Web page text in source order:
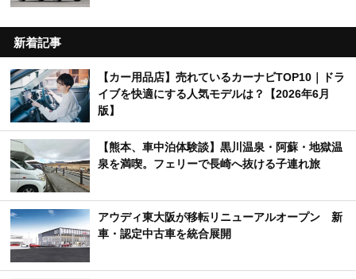
新着記事
【カー用品店】売れているカーナビTOP10｜ドラ
イブを快適にする人気モデルは？【2026年6月
版】
【熊本、車中泊体験談】黒川温泉・阿蘇・地獄温
泉を満喫。フェリーで長崎へ抜ける子連れ旅
アウディ東大阪が移転リニューアルオープン 新
車・認定中古車を統合展開